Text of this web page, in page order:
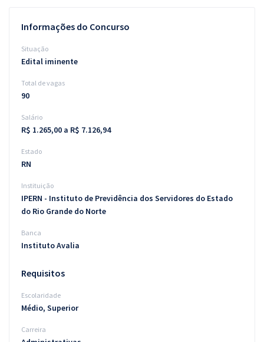
Blog
Atendimento
Informações do Concurso
Situação
Edital iminente
Total de vagas
90
Salário
R$ 1.265,00 a R$ 7.126,94
Estado
RN
Instituição
IPERN - Instituto de Previdência dos Servidores do Estado
do Rio Grande do Norte
Banca
Instituto Avalia
Requisitos
Escolaridade
Médio, Superior
Carreira